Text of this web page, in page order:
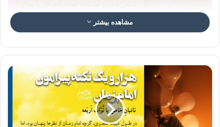
عکس نوشته معرفی کتب مهدوی ۵
کتاب “امام مهدی از ولادت تا ظهور”
این کتاب اثر ارزشمند سید محمد کاظم قزوینی است و موضوعاتی
مشاهده بیشتر